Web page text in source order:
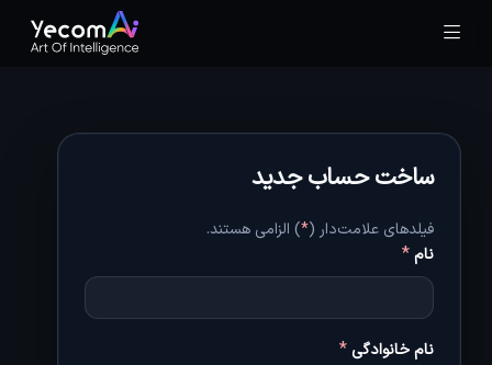
ساخت حساب جدید
فیلدهای علامت‌دار (*) الزامی هستند.
نام*
نام خانوادگی *